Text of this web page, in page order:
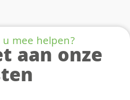
mee helpen?
aan onze